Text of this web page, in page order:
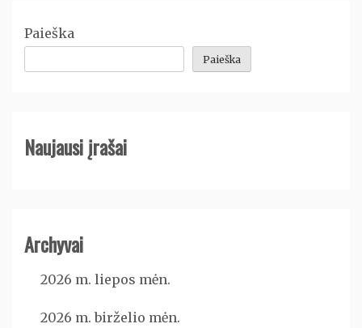
Paieška
Paieška
Naujausi įrašai
Archyvai
2026 m. liepos mėn.
2026 m. birželio mėn.